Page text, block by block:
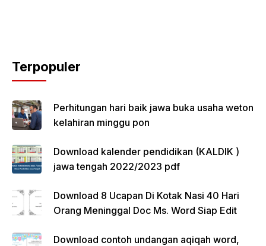
Terpopuler
Perhitungan hari baik jawa buka usaha weton
kelahiran minggu pon
Download kalender pendidikan (KALDIK )
jawa tengah 2022/2023 pdf
Download 8 Ucapan Di Kotak Nasi 40 Hari
Orang Meninggal Doc Ms. Word Siap Edit
Download contoh undangan aqiqah word,